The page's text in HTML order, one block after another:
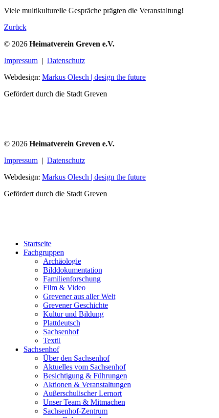
Viele multikulturelle Gespräche prägten die Veranstaltung!
Zurück
© 2026 Heimatverein Greven e.V.
Impressum | Datenschutz
Webdesign: Markus Olesch | design the future
Gefördert durch die Stadt Greven
© 2026 Heimatverein Greven e.V.
Impressum | Datenschutz
Webdesign: Markus Olesch | design the future
Gefördert durch die Stadt Greven
Startseite
Fachgruppen
Archäologie
Bilddokumentation
Familienforschung
Film & Video
Grevener aus aller Welt
Grevener Geschichte
Kultur und Bildung
Plattdeutsch
Sachsenhof
Textil
Sachsenhof
Über den Sachsenhof
Aktuelles vom Sachsenhof
Besichtigung & Führungen
Aktionen & Veranstaltungen
Außerschulischer Lernort
Unser Team & Mitmachen
Sachsenhof-Zentrum